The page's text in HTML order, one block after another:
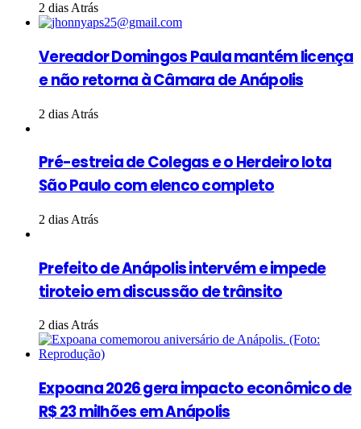
2 dias Atrás
Vereador Domingos Paula mantém licença
e não retorna à Câmara de Anápolis
2 dias Atrás
Pré-estreia de Colegas e o Herdeiro lota
São Paulo com elenco completo
2 dias Atrás
Prefeito de Anápolis intervém e impede
tiroteio em discussão de trânsito
2 dias Atrás
Expoana 2026 gera impacto econômico de
R$ 23 milhões em Anápolis